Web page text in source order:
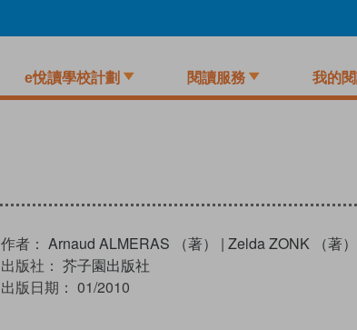
e悅讀學校計劃 閱讀服務 我的
作者： Arnaud ALMERAS （著） | Zelda ZONK （著）
出版社： 芥子園出版社
出版日期： 01/2010